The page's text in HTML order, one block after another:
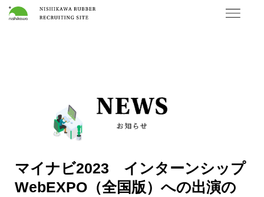
マイナビ2023 インターンシップ
WebEXPO（全国版）への出演の